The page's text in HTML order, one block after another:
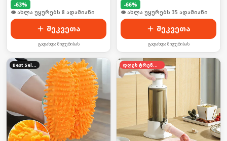
-63%
🛒 ბოლო 24სთ-ში იყიდა 11-მა
შეკვეთა
გადახდა მიღებისას
-66%
🛒 ბოლო 24სთ-ში იყიდა 46-მა
შეკვეთა
გადახდა მიღებისას
Best Seller დღეს ტრენდში